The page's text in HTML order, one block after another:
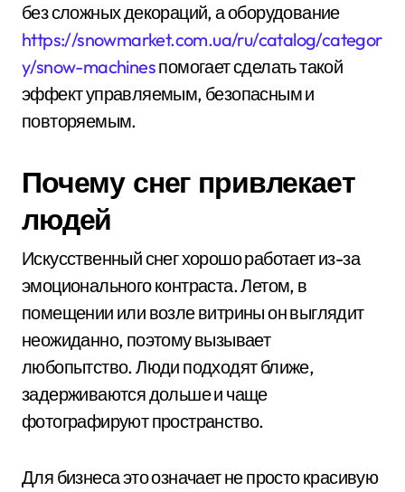
без сложных декораций, а оборудование
https://snowmarket.com.ua/ru/catalog/categor
y/snow-machinesпомогает сделать такой
эффект управляемым, безопасным и
повторяемым.
Почему снег привлекает
людей
Искусственный снег хорошо работает из-за
эмоционального контраста. Летом, в
помещении или возле витрины он выглядит
неожиданно, поэтому вызывает
любопытство. Люди подходят ближе,
задерживаются дольше и чаще
фотографируют пространство.
Для бизнеса это означает не просто красивую